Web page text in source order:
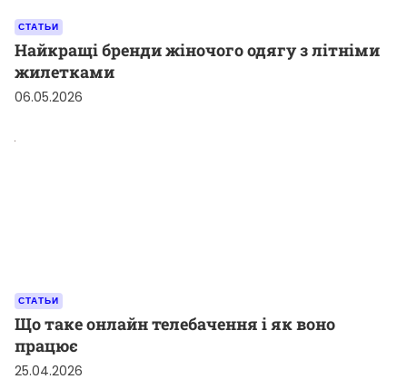
СТАТЬИ
Найкращі бренди жіночого одягу з літніми
жилетками
06.05.2026
СТАТЬИ
Що таке онлайн телебачення і як воно
працює
25.04.2026